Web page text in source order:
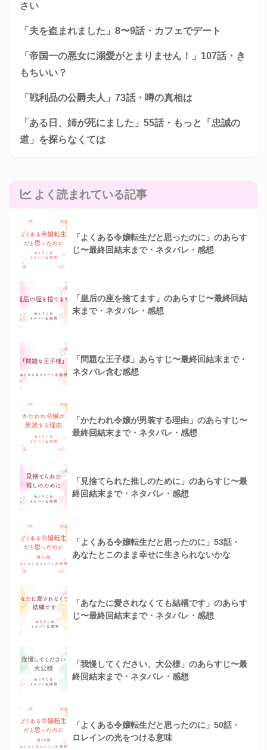
さい
「夫を盗まれました」8〜9話・カフェでデート
「帝国一の悪女に溺愛がとまりません！」107話・き
もちいい？
「戦利品の公爵夫人」73話・噂の真相は
「ある日、姉が死にました」55話・もっと「忠誠の
道」を探らなくては
よく読まれている記事
「よくある令嬢転生だと思ったのに」のあらす
じ〜最終回結末まで・ネタバレ・感想
「皇后の座を捨てます」のあらすじ〜最終回結
末まで・ネタバレ・感想
「問題な王子様」あらすじ〜最終回結末まで・
ネタバレ含む感想
「かたわれ令嬢が男装する理由」のあらすじ〜
最終回結末まで・ネタバレ・感想
「見捨てられた推しのために」のあらすじ〜最
終回結末まで・ネタバレ・感想
「よくある令嬢転生だと思ったのに」53話・
あなたとこのまま幸せに生きられないかな
「あなたに愛されなくても結構です」のあらす
じ〜最終回結末まで・ネタバレ・感想
「我慢してください、大公様」のあらすじ〜最
終回結末まで・ネタバレ・感想
「よくある令嬢転生だと思ったのに」50話・
ロレインの光をつける意味